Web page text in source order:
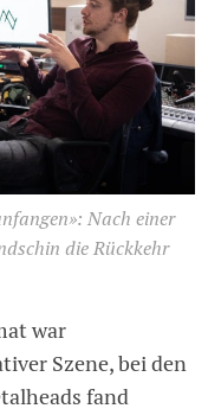
Nach einer
die Rückkehr
war
Szene, bei den
fand